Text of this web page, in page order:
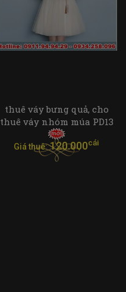
thuê váy bưng quả, cho
thuê váy nhóm múa PD13
Giá thuê:120.000cái